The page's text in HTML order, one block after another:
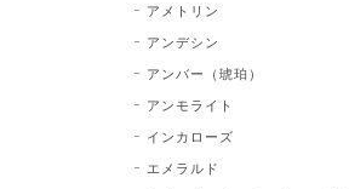
アメトリン
アンデシン
アンバー（琥珀）
アンモライト
インカローズ
エメラルド